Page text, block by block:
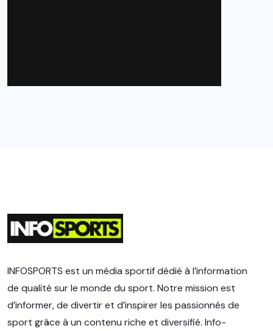
INFOSPORTS est un média sportif dédié à l’information
de qualité sur le monde du sport. Notre mission est
d’informer, de divertir et d’inspirer les passionnés de
sport grâce à un contenu riche et diversifié. Info-